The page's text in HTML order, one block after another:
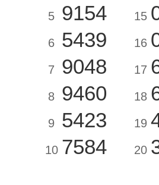
5 9154
6 5439
7 9048
8 9460
9 5423
10 7584
15
16
17
18
19
20